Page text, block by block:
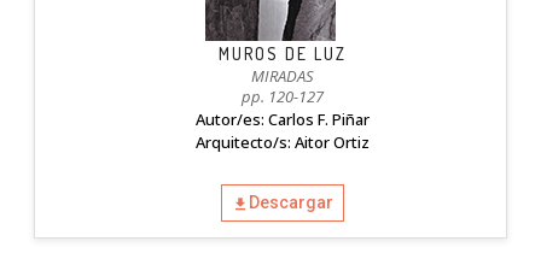
MUROS DE LUZ
MIRADAS
pp. 120-127
Autor/es: Carlos F. Piñar
Arquitecto/s: Aitor Ortiz
Descargar